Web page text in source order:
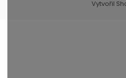
Vytvořil